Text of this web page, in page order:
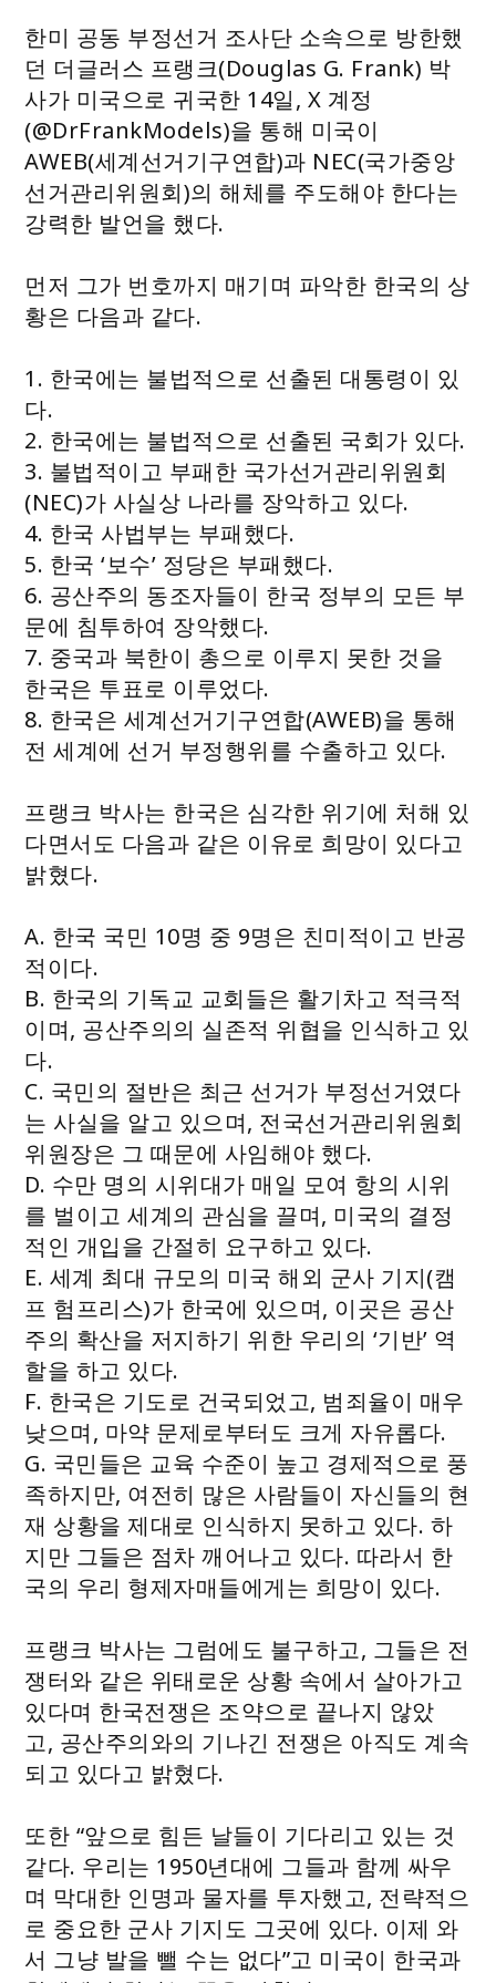
한미 공동 부정선거 조사단 소속으로 방한했
던 더글러스 프랭크(Douglas G. Frank) 박
사가 미국으로 귀국한 14일, X 계정
(@DrFrankModels)을 통해 미국이
AWEB(세계선거기구연합)과 NEC(국가중앙
선거관리위원회)의 해체를 주도해야 한다는
강력한 발언을 했다.
먼저 그가 번호까지 매기며 파악한 한국의 상
황은 다음과 같다.
1. 한국에는 불법적으로 선출된 대통령이 있
다.
2. 한국에는 불법적으로 선출된 국회가 있다.
3. 불법적이고 부패한 국가선거관리위원회
(NEC)가 사실상 나라를 장악하고 있다.
4. 한국 사법부는 부패했다.
5. 한국 ‘보수’ 정당은 부패했다.
6. 공산주의 동조자들이 한국 정부의 모든 부
문에 침투하여 장악했다.
7. 중국과 북한이 총으로 이루지 못한 것을
한국은 투표로 이루었다.
8. 한국은 세계선거기구연합(AWEB)을 통해
전 세계에 선거 부정행위를 수출하고 있다.
프랭크 박사는 한국은 심각한 위기에 처해 있
다면서도 다음과 같은 이유로 희망이 있다고
밝혔다.
A. 한국 국민 10명 중 9명은 친미적이고 반공
적이다.
B. 한국의 기독교 교회들은 활기차고 적극적
이며, 공산주의의 실존적 위협을 인식하고 있
다.
C. 국민의 절반은 최근 선거가 부정선거였다
는 사실을 알고 있으며, 전국선거관리위원회
위원장은 그 때문에 사임해야 했다.
D. 수만 명의 시위대가 매일 모여 항의 시위
를 벌이고 세계의 관심을 끌며, 미국의 결정
적인 개입을 간절히 요구하고 있다.
E. 세계 최대 규모의 미국 해외 군사 기지(캠
프 험프리스)가 한국에 있으며, 이곳은 공산
주의 확산을 저지하기 위한 우리의 ‘기반’ 역
할을 하고 있다.
F. 한국은 기도로 건국되었고, 범죄율이 매우
낮으며, 마약 문제로부터도 크게 자유롭다.
G. 국민들은 교육 수준이 높고 경제적으로 풍
족하지만, 여전히 많은 사람들이 자신들의 현
재 상황을 제대로 인식하지 못하고 있다. 하
지만 그들은 점차 깨어나고 있다. 따라서 한
국의 우리 형제자매들에게는 희망이 있다.
프랭크 박사는 그럼에도 불구하고, 그들은 전
쟁터와 같은 위태로운 상황 속에서 살아가고
있다며 한국전쟁은 조약으로 끝나지 않았
고, 공산주의와의 기나긴 전쟁은 아직도 계속
되고 있다고 밝혔다.
또한 “앞으로 힘든 날들이 기다리고 있는 것
같다. 우리는 1950년대에 그들과 함께 싸우
며 막대한 인명과 물자를 투자했고, 전략적으
로 중요한 군사 기지도 그곳에 있다. 이제 와
서 그냥 발을 뺄 수는 없다”고 미국이 한국과